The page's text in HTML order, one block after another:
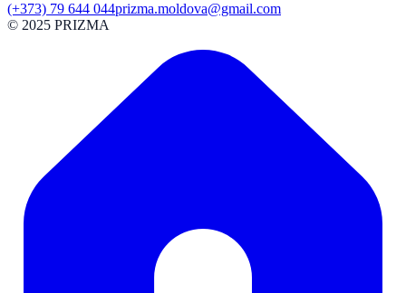
(+373) 79 644 044prizma.moldova@gmail.com
© 2025 PRIZMA